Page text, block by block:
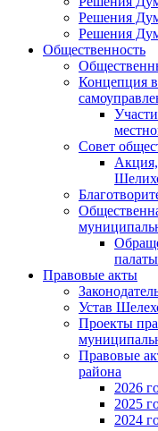
Решения
Решения
Общественность
Концепция
Совет
палаты
Правовые акты
Устав
Проекты
Правовые
района
2026
2025
2024